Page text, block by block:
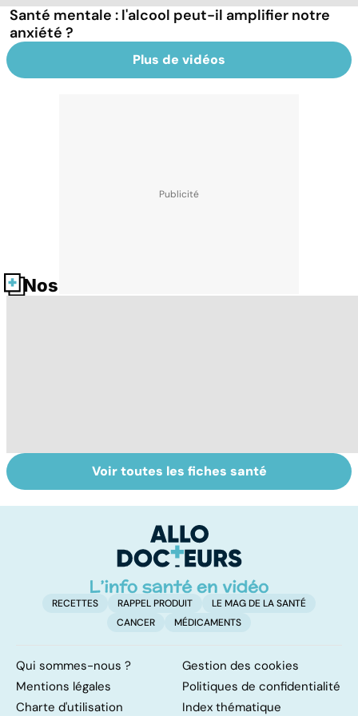
Santé mentale : l'alcool peut-il amplifier notre
anxiété ?
Plus de vidéos
Nos fiches santé
Le café : une
mine d'or pour
Faire du sport à
domicile, c'est
Voir toutes les fiches santé
RECETTES RAPPEL PRODUIT
LE MAG DE LA SANTÉ
CANCER
MÉDICAMENTS
Qui sommes-nous ?
Gestion des cookies
Mentions légales
Politiques de confidentialité
Charte d'utilisation
Index thématique